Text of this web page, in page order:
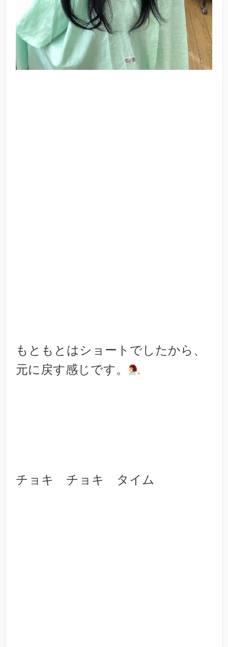
もともとはショートでしたから、
元に戻す感じです。
チョキ チョキ タイム